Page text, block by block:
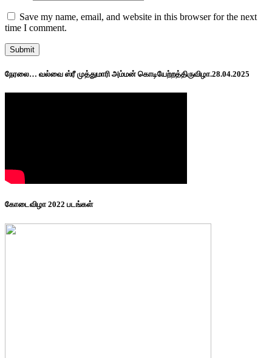
Save my name, email, and website in this browser for the next
time I comment.
நேரலை… வல்வை ஸ்ரீ முத்துமாரி அம்மன் கொடியேற்றத்திருவிழா.28.04.2025
கோடைவிழா 2022 படங்கள்